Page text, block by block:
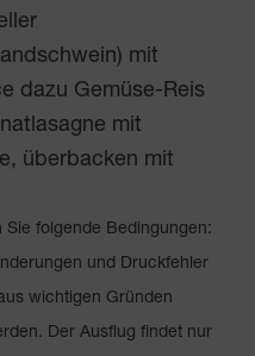
mit
dazu Gemüse-Reis
mit
überbacken mit
folgende Bedingungen:
und Druckfehler
wichtigen Gründen
Der Ausflug findet nur